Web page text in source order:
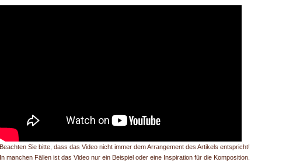
Beachten Sie bitte, dass das Video nicht immer dem Arrangement des Artikels entspricht!
In manchen Fällen ist das Video nur ein Beispiel oder eine Inspiration für die Komposition.